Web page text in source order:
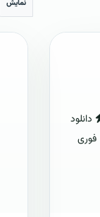
نمایش
دانلود
فوری